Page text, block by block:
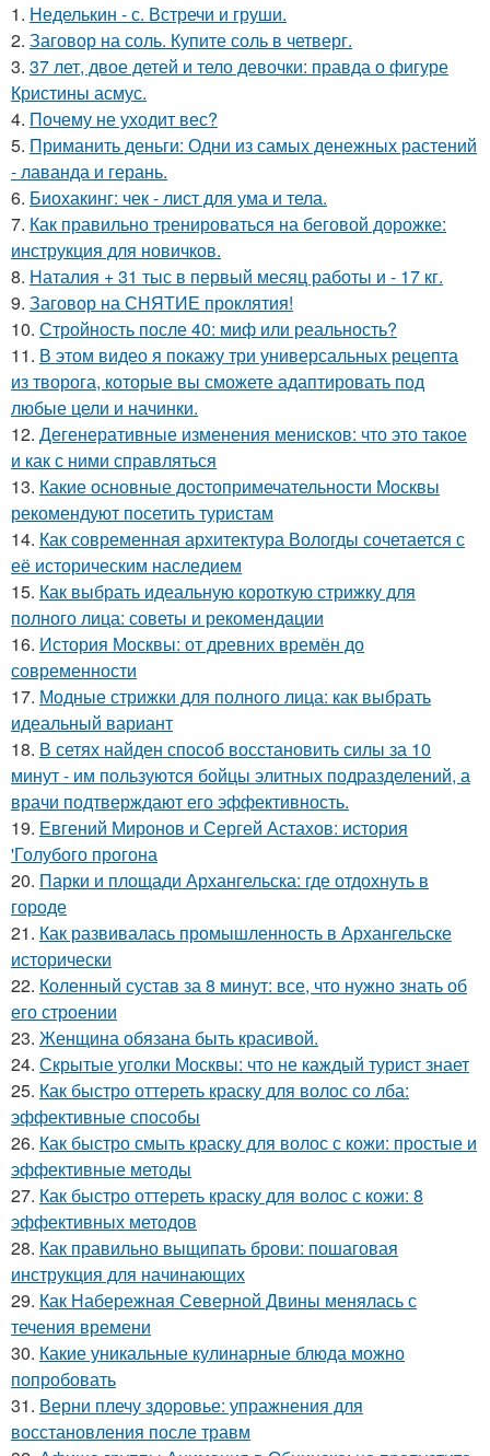
1. Неделькин - с. Встречи и груши.
2. Заговор на соль. Купите соль в четверг.
3. 37 лет, двое детей и тело девочки: правда о фигуре
Кристины асмус.
4. Почему не уходит вес?
5. Приманить деньги: Одни из самых денежных растений
- лаванда и герань.
6. Биохакинг: чек - лист для ума и тела.
7. Как правильно тренироваться на беговой дорожке:
инструкция для новичков.
8. Наталия + 31 тыс в первый месяц работы и - 17 кг.
9. Заговор на СНЯТИЕ проклятия!
10. Стройность после 40: миф или реальность?
11. В этом видео я покажу три универсальных рецепта
из творога, которые вы сможете адаптировать под
любые цели и начинки.
12. Дегенеративные изменения менисков: что это такое
и как с ними справляться
13. Какие основные достопримечательности Москвы
рекомендуют посетить туристам
14. Как современная архитектура Вологды сочетается с
её историческим наследием
15. Как выбрать идеальную короткую стрижку для
полного лица: советы и рекомендации
16. История Москвы: от древних времён до
современности
17. Модные стрижки для полного лица: как выбрать
идеальный вариант
18. В сетях найден способ восстановить силы за 10
минут - им пользуются бойцы элитных подразделений, а
врачи подтверждают его эффективность.
19. Евгений Миронов и Сергей Астахов: история
'Голубого прогона
20. Парки и площади Архангельска: где отдохнуть в
городе
21. Как развивалась промышленность в Архангельске
исторически
22. Коленный сустав за 8 минут: все, что нужно знать об
его строении
23. Женщина обязана быть красивой.
24. Скрытые уголки Москвы: что не каждый турист знает
25. Как быстро оттереть краску для волос со лба:
эффективные способы
26. Как быстро смыть краску для волос с кожи: простые и
эффективные методы
27. Как быстро оттереть краску для волос с кожи: 8
эффективных методов
28. Как правильно выщипать брови: пошаговая
инструкция для начинающих
29. Как Набережная Северной Двины менялась с
течения времени
30. Какие уникальные кулинарные блюда можно
попробовать
31. Верни плечу здоровье: упражнения для
восстановления после травм